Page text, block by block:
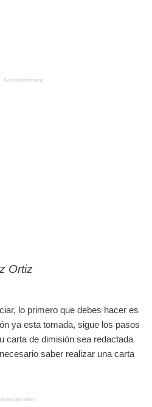
Advertisement
Ortiz
lo primero que debes hacer es
ya esta tomada, sigue los pasos
carta de dimisión sea redactada
saber realizar una carta